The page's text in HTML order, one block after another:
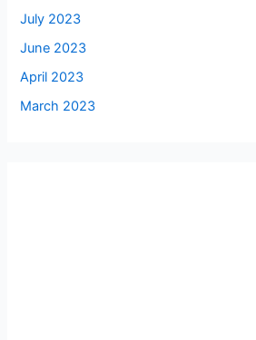
July 2023
June 2023
April 2023
March 2023